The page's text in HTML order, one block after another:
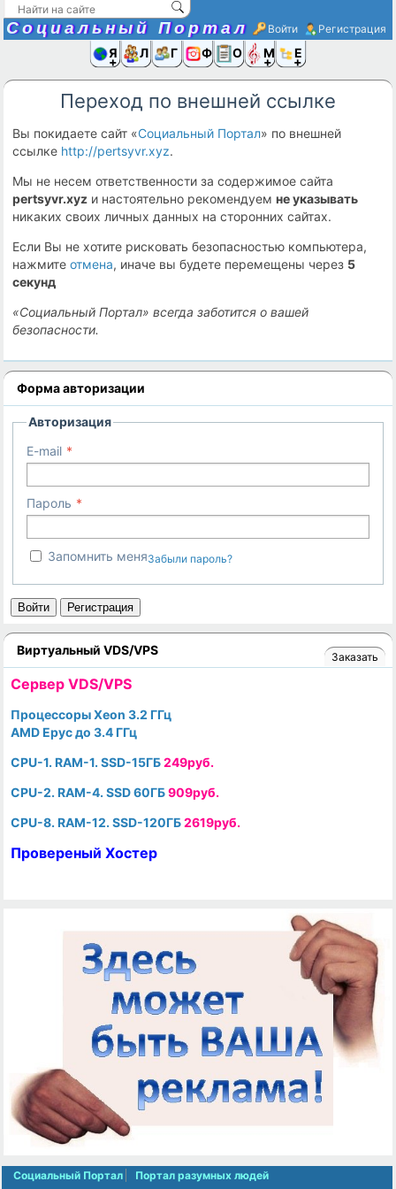
Социальный Портал Войти Регистрация
Я иЛюди
Группы
Фото Ещё
Переход по внешней ссылке
Вы покидаете сайт «Социальный Портал» по внешней
ссылке http://pertsyvr.xyz.
Мы не несем ответственности за содержимое сайта
pertsyvr.xyz и настоятельно рекомендуемне указывать
никаких своих личных данных на сторонних сайтах.
Если Вы не хотите рисковать безопасностью компьютера,
нажмитеотмена, иначе вы будете перемещены через 5
секунд
«Социальный Портал» всегда заботится о вашей
безопасности.
Форма авторизации
Авторизация
E-mail
Пароль
Запомнить меняЗабыли пароль?
Войти Регистрация
Виртуальный VDS/VPS Заказать
Cервер VDS/VPS
Процессоры Xeon 3.2 ГГц
AMD Epyc до 3.4 ГГц
CPU-1. RAM-1. SSD-15ГБ249руб.
CPU-2. RAM-4. SSD 60ГБ909руб.
CPU-8. RAM-12. SSD-120ГБ2619руб.
Провереный Хостер
Социальный Портал Портал разумных людей